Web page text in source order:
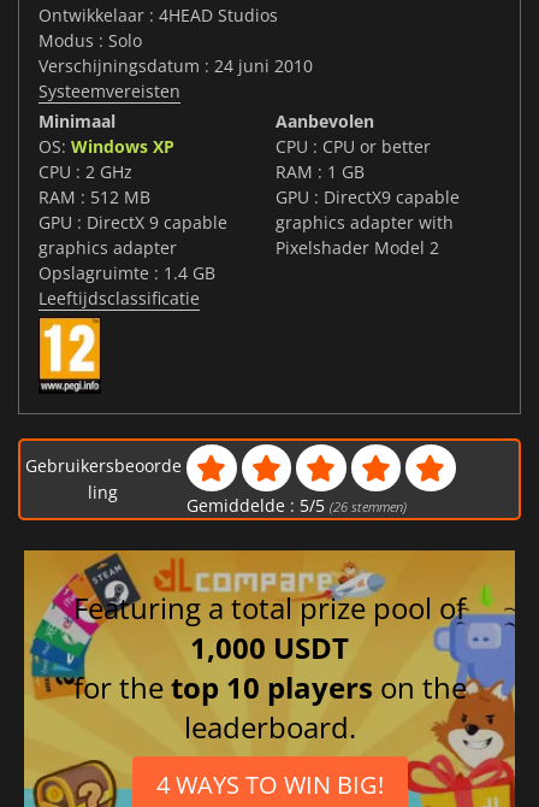
Ontwikkelaar : 4HEAD Studios
Modus : Solo
Verschijningsdatum : 24 juni 2010
Systeemvereisten
Minimaal
OS: Windows XP
CPU : 2 GHz
RAM : 512 MB
GPU : DirectX 9 capable
graphics adapter
Opslagruimte : 1.4 GB
Aanbevolen
CPU : CPU or better
RAM : 1 GB
GPU : DirectX9 capable
graphics adapter with
Pixelshader Model 2
Leeftijdsclassificatie
Gebruikersbeoorde
ling
Gemiddelde : 5/5 (26stemmen)
Featuring a total prize pool of
1,000 USDT
for thetop 10 players on the
leaderboard.
4 WAYS TO WIN BIG!